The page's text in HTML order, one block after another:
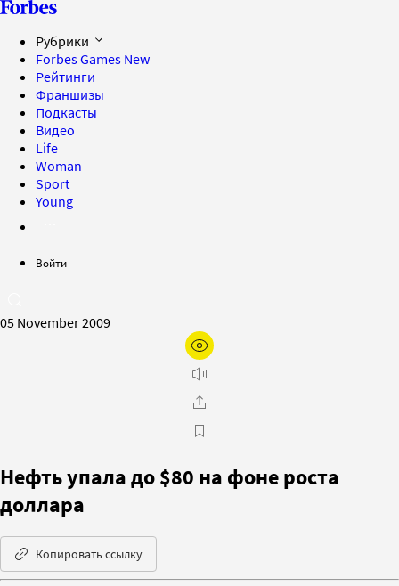
Рубрики
Forbes Games New
Рейтинги
Франшизы
Подкасты
Видео
Life
Woman
Sport
Young
Войти
05 November 2009
Нефть упала до $80 на фоне роста
доллара
Копировать ссылку